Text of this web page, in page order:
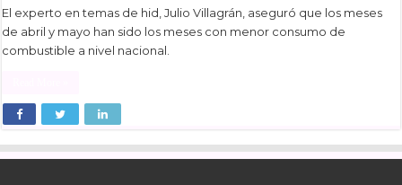
El experto en temas de hid, Julio Villagrán, aseguró que los meses
de abril y mayo han sido los meses con menor consumo de
combustible a nivel nacional.